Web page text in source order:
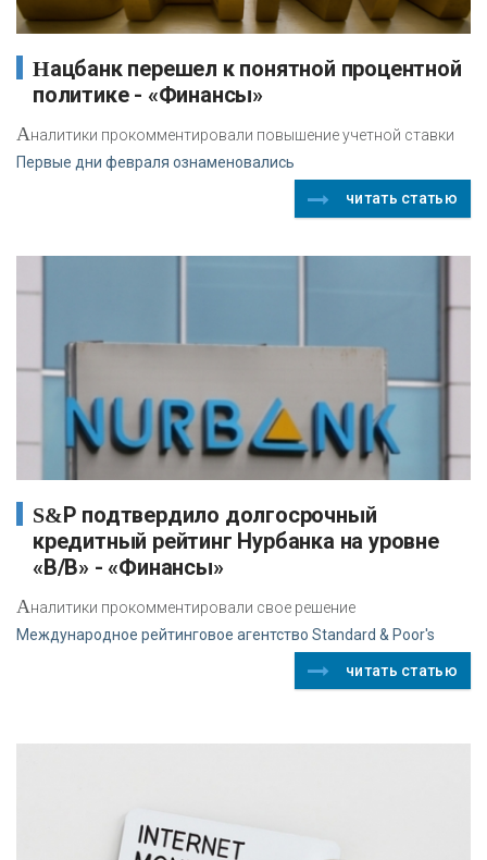
Нацбанк перешел к понятной процентной
политике - «Финансы»
Аналитики прокомментировали повышение учетной ставки
Первые дни февраля ознаменовались
читать статью
S&P подтвердило долгосрочный
кредитный рейтинг Нурбанка на уровне
«В/В» - «Финансы»
Аналитики прокомментировали свое решение
Международное рейтинговое агентство Standard & Poor's
читать статью